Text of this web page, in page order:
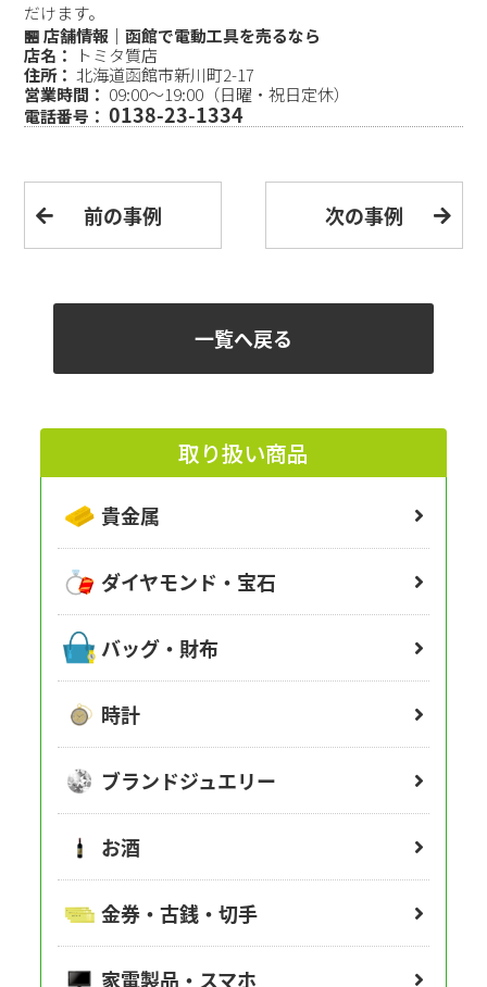
だけます。
🏪 店舗情報｜函館で電動工具を売るなら
店名：
トミタ質店
住所： 北海道函館市新川町2-17
営業時間： 09:00〜19:00（日曜・祝日定休）
電話番号： 0138-23-1334
前の事例 次の事例
一覧へ戻る
取り扱い商品
貴金属
ダイヤモンド・宝石
バッグ・財布
時計
ブランドジュエリー
お酒
金券・古銭・切手
家電製品・スマホ